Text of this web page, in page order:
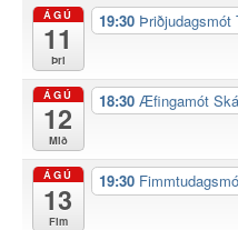
ÁGÚ
11
Þri
19:30 Þriðjudagsmót
ÁGÚ
12
Mið
18:30 Æfingamót
ÁGÚ
13
Fim
19:30